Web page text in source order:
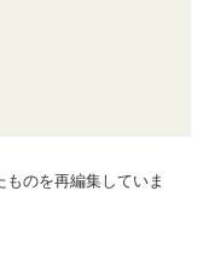
のを再編集していま